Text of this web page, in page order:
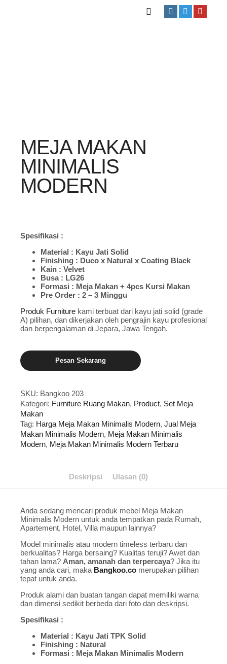
MEJA MAKAN
MINIMALIS
MODERN
Spesifikasi :
Material : Kayu Jati Solid
Finishing : Duco x Natural x Coating Black
Kain : Velvet
Busa : LG26
Formasi : Meja Makan + 4pcs Kursi Makan
Pre Order : 2 – 3 Minggu
Produk Furniture kami terbuat dari kayu jati solid (grade
A) pilihan, dan dikerjakan oleh pengrajin kayu profesional
dan berpengalaman di Jepara, Jawa Tengah.
Pesan Sekarang
SKU: Bangkoo 203
Kategori: Furniture Ruang Makan, Product, Set Meja
Makan
Tag: Harga Meja Makan Minimalis Modern, Jual Meja
Makan Minimalis Modern, Meja Makan Minimalis
Modern, Meja Makan Minimalis Modern Terbaru
Deskripsi Ulasan (0)
Anda sedang mencari produk mebel Meja Makan
Minimalis Modern untuk anda tempatkan pada Rumah,
Apartement, Hotel, Villa maupun lainnya?
Model minimalis atau modern timeless terbaru dan
berkualitas? Harga bersaing? Kualitas teruji? Awet dan
tahan lama? Aman, amanah dan terpercaya? Jika itu
yang anda cari, maka Bangkoo.co merupakan pilihan
tepat untuk anda.
Produk alami dan buatan tangan dapat memiliki warna
dan dimensi sedikit berbeda dari foto dan deskripsi.
Spesifikasi :
Material : Kayu Jati TPK Solid
Finishing : Natural
Formasi : Meja Makan Minimalis Modern